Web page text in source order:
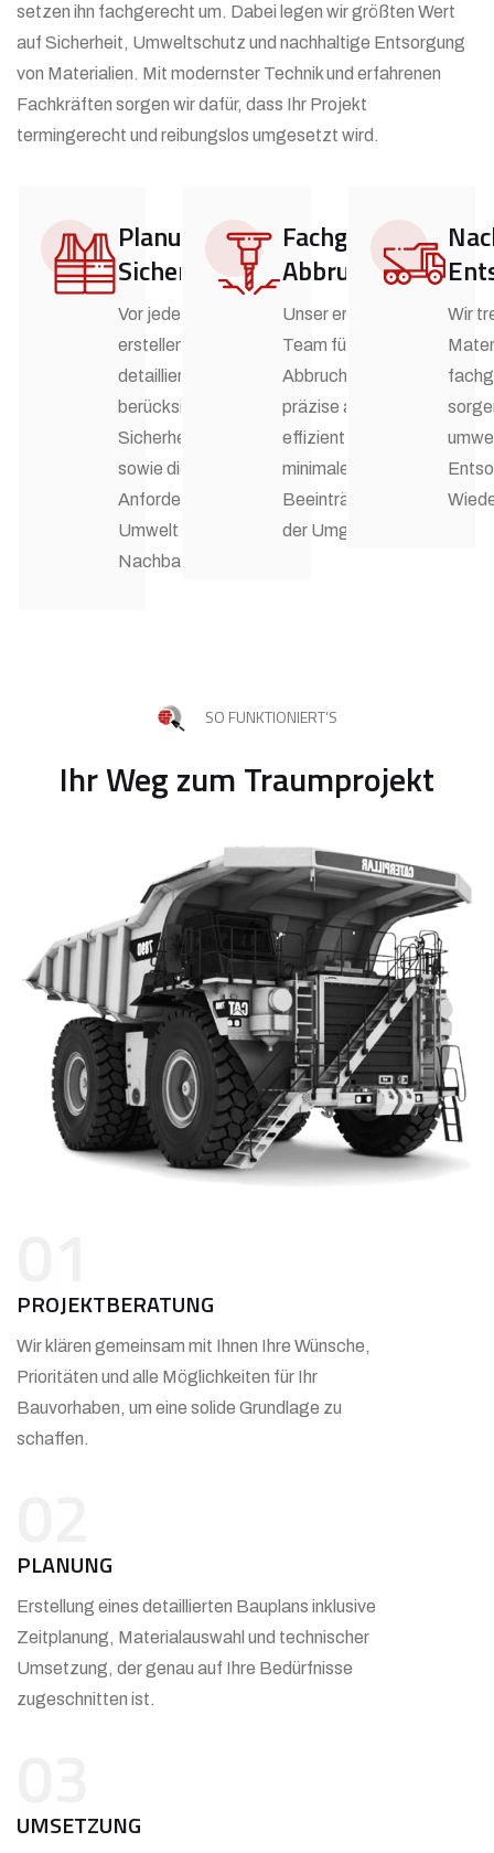
setzen ihn fachgerecht um. Dabei legen wir größten Wert
auf Sicherheit, Umweltschutz und nachhaltige Entsorgung
von Materialien. Mit modernster Technik und erfahrenen
Fachkräften sorgen wir dafür, dass Ihr Projekt
termingerecht und reibungslos umgesetzt wird.
Planung &
Sicherheit
Vor jedem Rückbau
erstellen wir einen
detaillierten Plan und
berücksichtigen
Sicherheitsvorschriften
sowie die
Anforderungen an
Umwelt und
Nachbarschaft.
Fachgerechter
Abbruch
Unser erfahrenes
Team führt alle
Abbrucharbeiten
präzise aus – sauber,
effizient und mit
minimaler
Beeinträchtigung
der Umgebung.
Wir
SO FUNKTIONIERT’S
Ihr Weg zum Traumprojekt
PROJEKTBERATUNG
Wir klären gemeinsam mit Ihnen Ihre Wünsche,
Prioritäten und alle Möglichkeiten für Ihr
Bauvorhaben, um eine solide Grundlage zu
schaffen.
PLANUNG
Erstellung eines detaillierten Bauplans inklusive
Zeitplanung, Materialauswahl und technischer
Umsetzung, der genau auf Ihre Bedürfnisse
zugeschnitten ist.
UMSETZUNG